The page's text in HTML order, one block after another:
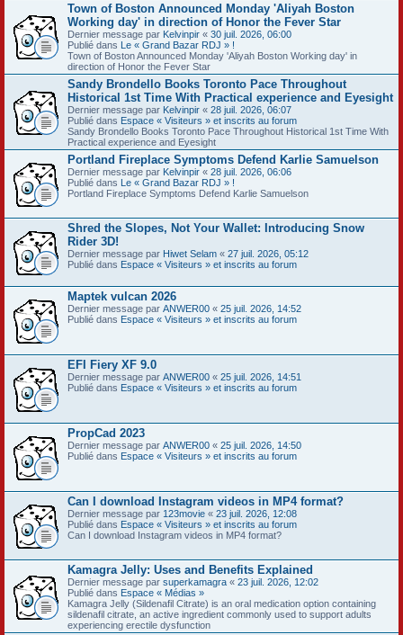
Town of Boston Announced Monday 'Aliyah Boston
Working day' in direction of Honor the Fever Star
Dernier message par Kelvinpir « 30 juil. 2026, 06:00
Publié dans Le « Grand Bazar RDJ » !
Town of Boston Announced Monday 'Aliyah Boston Working day' in
direction of Honor the Fever Star
Sandy Brondello Books Toronto Pace Throughout
Historical 1st Time With Practical experience and Eyesight
Dernier message par Kelvinpir « 28 juil. 2026, 06:07
Publié dans Espace « Visiteurs » et inscrits au forum
Sandy Brondello Books Toronto Pace Throughout Historical 1st Time With
Practical experience and Eyesight
Portland Fireplace Symptoms Defend Karlie Samuelson
Dernier message par Kelvinpir « 28 juil. 2026, 06:06
Publié dans Le « Grand Bazar RDJ » !
Portland Fireplace Symptoms Defend Karlie Samuelson
Shred the Slopes, Not Your Wallet: Introducing Snow
Rider 3D!
Dernier message par Hiwet Selam « 27 juil. 2026, 05:12
Publié dans Espace « Visiteurs » et inscrits au forum
Maptek vulcan 2026
Dernier message par ANWER00 « 25 juil. 2026, 14:52
Publié dans Espace « Visiteurs » et inscrits au forum
EFI Fiery XF 9.0
Dernier message par ANWER00 « 25 juil. 2026, 14:51
Publié dans Espace « Visiteurs » et inscrits au forum
PropCad 2023
Dernier message par ANWER00 « 25 juil. 2026, 14:50
Publié dans Espace « Visiteurs » et inscrits au forum
Can I download Instagram videos in MP4 format?
Dernier message par 123movie « 23 juil. 2026, 12:08
Publié dans Espace « Visiteurs » et inscrits au forum
Can I download Instagram videos in MP4 format?
Kamagra Jelly: Uses and Benefits Explained
Dernier message par superkamagra « 23 juil. 2026, 12:02
Publié dans Espace « Médias »
Kamagra Jelly (Sildenafil Citrate) is an oral medication option containing
sildenafil citrate, an active ingredient commonly used to support adults
experiencing erectile dysfunction